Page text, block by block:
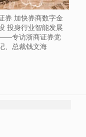
券 加快券商数字金
投身行业智能发展
专访浙商证券党
、总裁钱文海